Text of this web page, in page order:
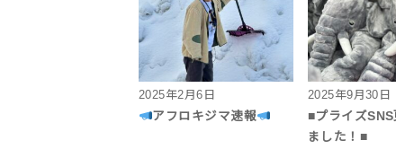
2025年2月6日
アフロキジマ速報
2025年9月30日
■プライズ
ました！■